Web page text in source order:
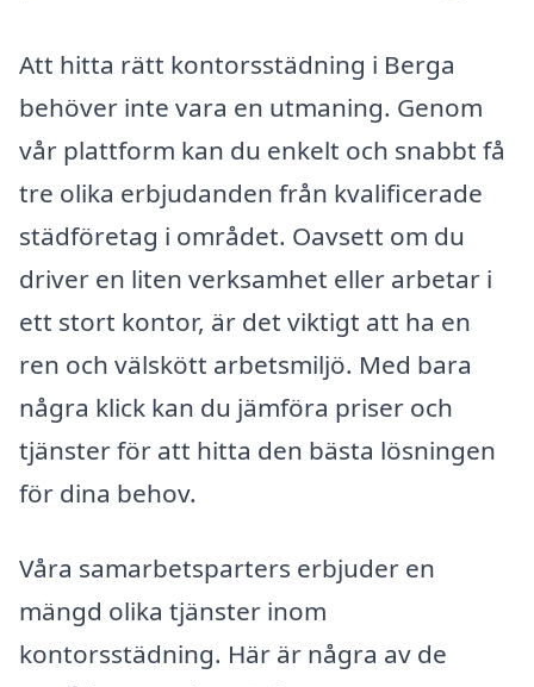
Att hitta rätt kontorsstädning i Berga
behöver inte vara en utmaning. Genom
vår plattform kan du enkelt och snabbt få
tre olika erbjudanden från kvalificerade
städföretag i området. Oavsett om du
driver en liten verksamhet eller arbetar i
ett stort kontor, är det viktigt att ha en
ren och välskött arbetsmiljö. Med bara
några klick kan du jämföra priser och
tjänster för att hitta den bästa lösningen
för dina behov.
Våra samarbetsparters erbjuder en
mängd olika tjänster inom
kontorsstädning. Här är några av de